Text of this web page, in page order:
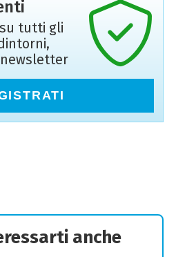
tutti gli
anche